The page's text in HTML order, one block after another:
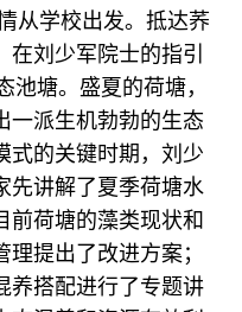
从学校出发。抵达荞
刘少军院士的指引
池塘。盛夏的荷塘，
一派生机勃勃的生态
式的关键时期，刘少
先讲解了夏季荷塘水
前荷塘的藻类现状和
提出了改进方案；
养搭配进行了专题讲